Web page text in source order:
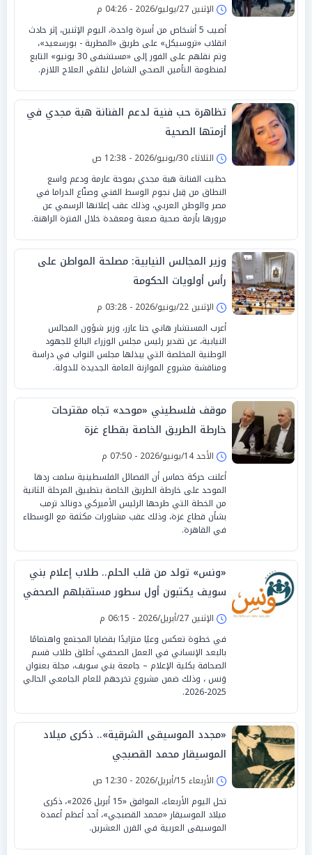
الإثنين 27/يوليو/2026 - 04:26 م
أصيب 5 أشخاص من أسرة واحدة، اليوم الإثنين، إثر حادث
انقلاب «تروسيكل» على طريق «المطرية - بورسعيد»،
وتم نقلهم على الفور إلى «مستشفى 30 يونيو» التابع
لمنظومة التأمين الصحي الشامل لتلقي العلاج اللازم.
تظاهرة حب فنية لدعم الفنانة هبة مجدي في
أزمتها الصحية
الثلاثاء 30/يونيو/2026 - 12:38 ص
حظيت الفنانة هبة مجدي بموجة عارمة ودعم واسع
النطاق من قِبل نجوم الوسط الفني وصنّاع الدراما في
مصر والوطن العربي، وذلك عقب إعلانها الرسمي عن
مرورها بأزمة صحية صعبة ومعقدة خلال الفترة الراهنة.
وزير المجالس النيابية: مصلحة المواطن على
رأس أولويات الحكومة
الإثنين 22/يونيو/2026 - 03:28 م
أعرب المستشار هاني حنا عازر، وزير شؤون المجالس
النيابية، عن تقدير رئيس مجلس الوزراء البالغ للجهود
الوطنية المخلصة التي يبذلها مجلس النواب في دراسة
ومناقشة مشروع الموازنة العامة الجديدة للدولة.
موقف فلسطيني «موحد» تجاه مقترحات
خارطة الطريق الخاصة بقطاع غزة
الأحد 14/يونيو/2026 - 07:50 م
أعلنت حركة حماس أن الفصائل الفلسطينية سلمت ردها
الموحد على خارطة الطريق الخاصة بتطبيق المرحلة الثانية
من الخطة التي طرحها الرئيس الأميركي دونالد ترمب
بشأن قطاع غزة، وذلك عقب مشاورات مكثفة مع الوسطاء
في القاهرة.
«ونس» تولد من قلب الحلم.. طلاب إعلام بني
سويف يكتبون أول سطور مستقبلهم الصحفي
الإثنين 27/أبريل/2026 - 06:15 م
في خطوة تعكس وعيًا متزايدًا بقضايا المجتمع واهتمامًا
بالبعد الإنساني في العمل الصحفي، أطلق طلاب قسم
الصحافة بكلية الإعلام – جامعة بني سويف، مجلة بعنوان
وَنس ، وذلك ضمن مشروع تخرجهم للعام الجامعي الحالي
2025-2026.
«مجدد الموسيقى الشرقية».. ذكرى ميلاد
الموسيقار محمد القصبجي
الأربعاء 15/أبريل/2026 - 12:30 ص
تحل اليوم الأربعاء، الموافق «15 أبريل 2026»، ذكرى
ميلاد الموسيقار «محمد القصبجي»، أحد أعظم أعمدة
الموسيقى العربية في القرن العشرين.